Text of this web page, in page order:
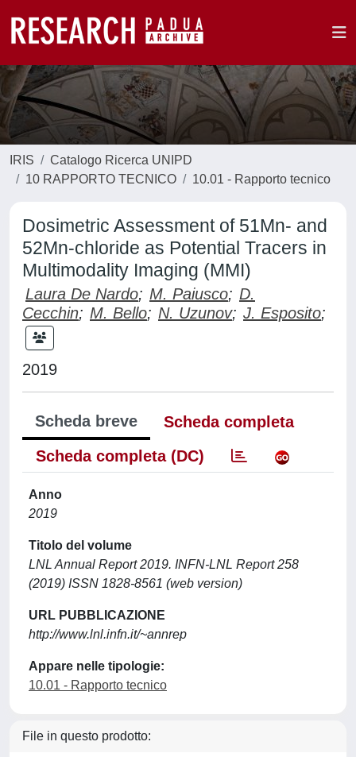
IRIS
Catalogo Ricerca UNIPD
10 RAPPORTO TECNICO
10.01 - Rapporto tecnico
Dosimetric Assessment of 51Mn- and
52Mn-chloride as Potential Tracers in
Multimodality Imaging (MMI)
Laura De Nardo; M. Paiusco; D.
Cecchin; M. Bello; N. Uzunov; J. Esposito;
2019
Scheda breve
Scheda completa
Scheda completa (DC)
Anno
2019
Titolo del volume
LNL Annual Report 2019. INFN‑LNL Report 258
(2019) ISSN 1828-8561 (web version)
URL PUBBLICAZIONE
http://www.lnl.infn.it/~annrep
Appare nelle tipologie:
10.01 - Rapporto tecnico
File in questo prodotto: